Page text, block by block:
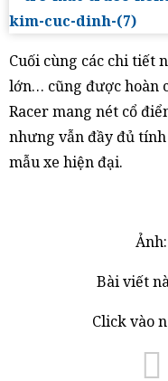
Cuối cùng các chi tiết
lớn… cũng được hoàn
Racer mang nét cổ
nhưng vẫn đầy đủ
mẫu xe hiện đại.
Bài viết
Click vào